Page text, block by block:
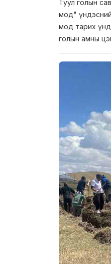
Туул голын
мод" үндэсний
мод тарих
голын амны